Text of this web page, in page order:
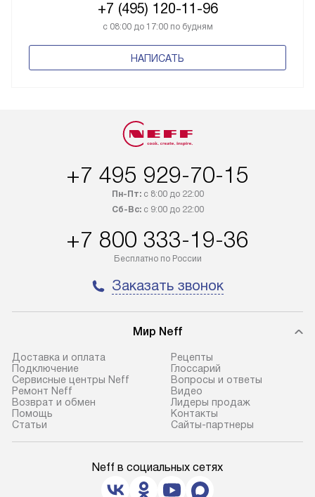
+7 (495) 120-11-96
с 08:00 до 17:00 по будням
НАПИСАТЬ
+7 495 929-70-15
Пн-Пт:с 8:00 до 22:00
Сб-Вс:с 9:00 до 22:00
+7 800 333-19-36
Бесплатно по России
Заказать звонок
Мир Neff
Доставка и оплата
Подключение
Сервисные центры Neff
Ремонт Neff
Возврат и обмен
Помощь
Статьи
Рецепты
Глоссарий
Вопросы и ответы
Видео
Лидеры продаж
Контакты
Сайты-партнеры
Neff в социальных сетях